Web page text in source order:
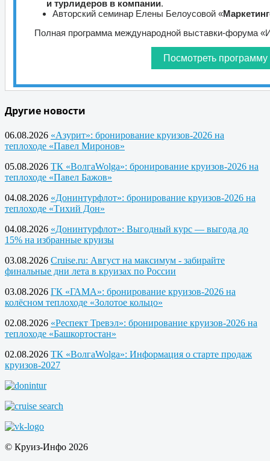
и турлидеров в компании.
Авторский семинар Елены Белоусовой «
Полная программа международной выставки-форума
Посмотреть программу
Другие новости
06.08.2026 «Азурит»: бронирование круизов-2026 на
теплоходе «Павел Миронов»
05.08.2026 ТК «ВолгаWolga»: бронирование круизов-2026 на
теплоходе «Павел Бажов»
04.08.2026 «Донинтурфлот»: бронирование круизов-2026 на
теплоходе «Тихий Дон»
04.08.2026 «Донинтурфлот»: Выгодный курс — выгода до
15% на избранные круизы
03.08.2026 Cruise.ru: Август на максимум - забирайте
финальные дни лета в круизах по России
03.08.2026 ГК «ГАМА»: бронирование круизов-2026 на
колёсном теплоходе «Золотое кольцо»
02.08.2026 «Респект Тревэл»: бронирование круизов-2026 на
теплоходе «Башкортостан»
02.08.2026 ТК «ВолгаWolga»: Информация о старте продаж
круизов-2027
© Круиз-Инфо 2026